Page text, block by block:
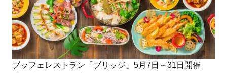
ブッフェレストラン「ブリッジ」5月7日～31日開催